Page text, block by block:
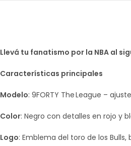
Llevá tu fanatismo por la NBA al
Características principales
Modelo: 9FORTY The League –
Color: Negro con detalles en rojo y
Logo: Emblema del toro de los